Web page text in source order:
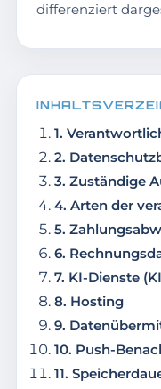
differenziert
1.
2.
3. Zuständige
4. Arten der
5.
6.
7. KI-Dienste
8. Hosting
9.
10. Push-
11.